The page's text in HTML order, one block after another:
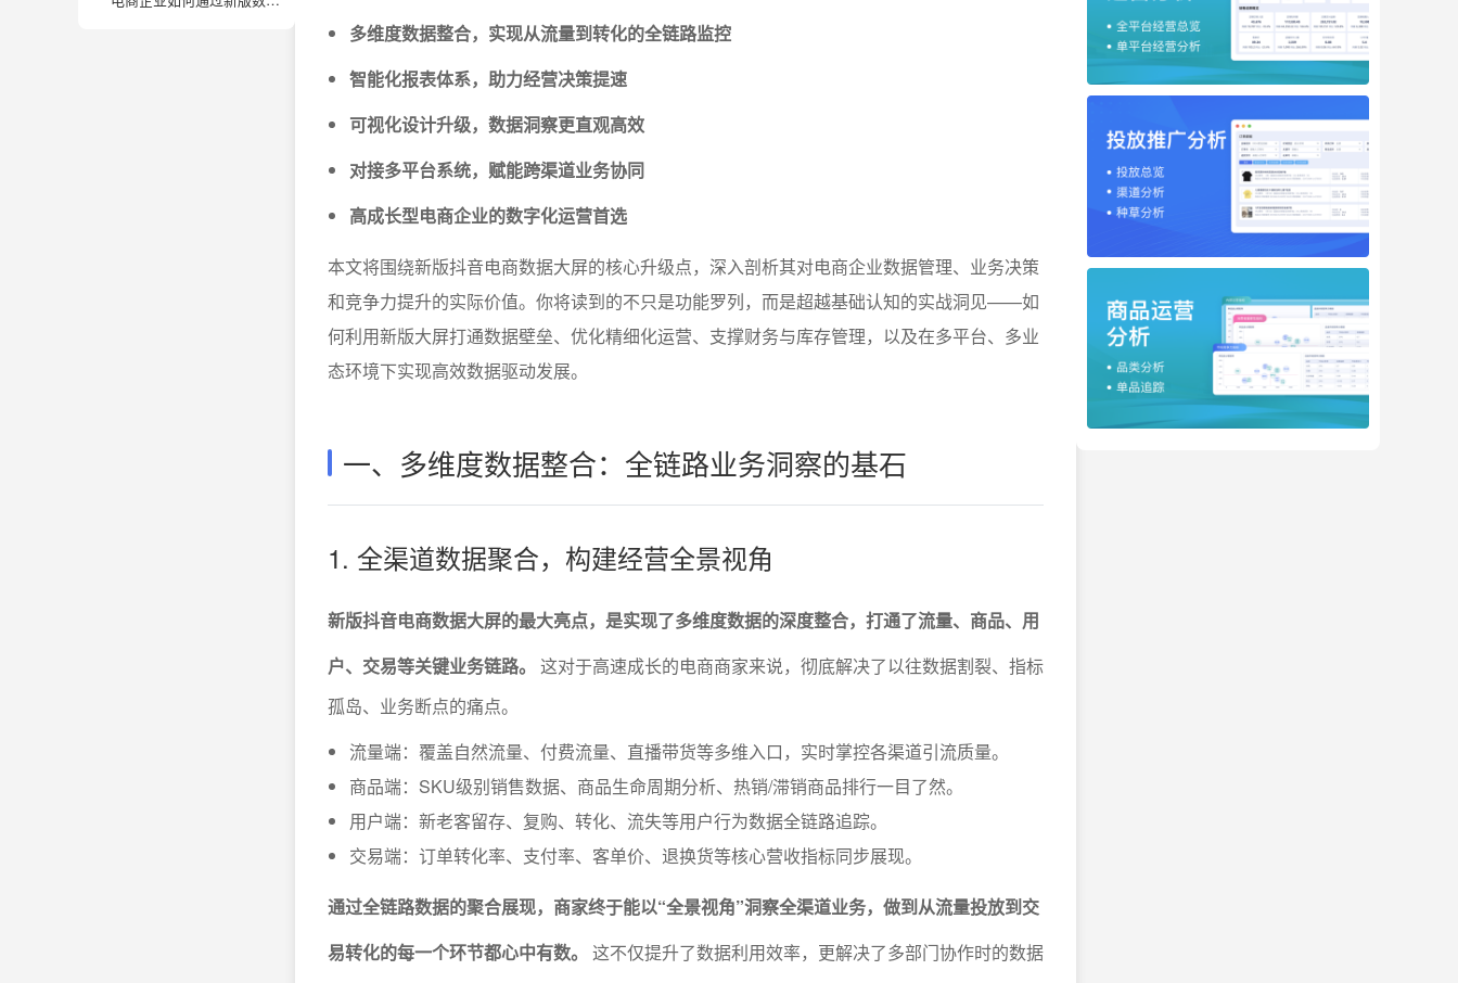
多维度数据整合，实现从流量到转化的全链路监控
智能化报表体系，助力经营决策提速
可视化设计升级，数据洞察更直观高效
对接多平台系统，赋能跨渠道业务协同
高成长型电商企业的数字化运营首选
本文将围绕新版抖音电商数据大屏的核心升级点，深入剖析其对电商企业数据管理、业务决策
和竞争力提升的实际价值。你将读到的不只是功能罗列，而是超越基础认知的实战洞见——如
何利用新版大屏打通数据壁垒、优化精细化运营、支撑财务与库存管理，以及在多平台、多业
态环境下实现高效数据驱动发展。
一、多维度数据整合：全链路业务洞察的基石
1. 全渠道数据聚合，构建经营全景视角
新版抖音电商数据大屏的最大亮点，是实现了多维度数据的深度整合，打通了流量、商品、用
户、交易等关键业务链路。
这对于高速成长的电商商家来说，彻底解决了以往数据割裂、指标
孤岛、业务断点的痛点。
流量端：覆盖自然流量、付费流量、直播带货等多维入口，实时掌控各渠道引流质量。
商品端：SKU级别销售数据、商品生命周期分析、热销/滞销商品排行一目了然。
用户端：新老客留存、复购、转化、流失等用户行为数据全链路追踪。
交易端：订单转化率、支付率、客单价、退换货等核心营收指标同步展现。
通过全链路数据的聚合展现，商家终于能以“全景视角”洞察全渠道业务，做到从流量投放到交
易转化的每一个环节都心中有数。
这不仅提升了数据利用效率，更解决了多部门协作时的数据